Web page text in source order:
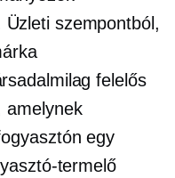
Üzleti szempontból,
felelős
amelynek
egy
termelő